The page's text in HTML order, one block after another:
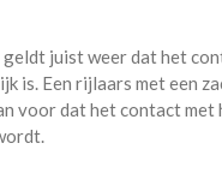
juist weer dat het
is. Een rijlaars met een
voor dat het contact met